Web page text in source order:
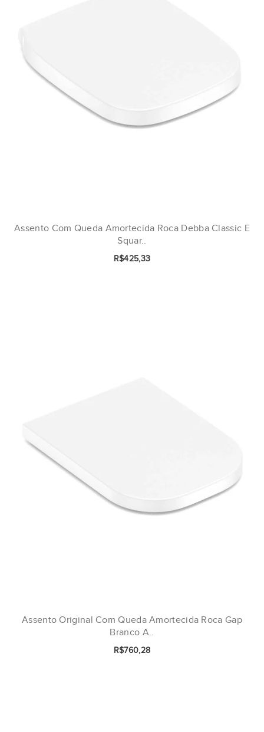
Assento Com Queda Amortecida Roca Debba Classic E
Squar..
R$425,33
Assento Original Com Queda Amortecida Roca Gap
Branco A..
R$760,28